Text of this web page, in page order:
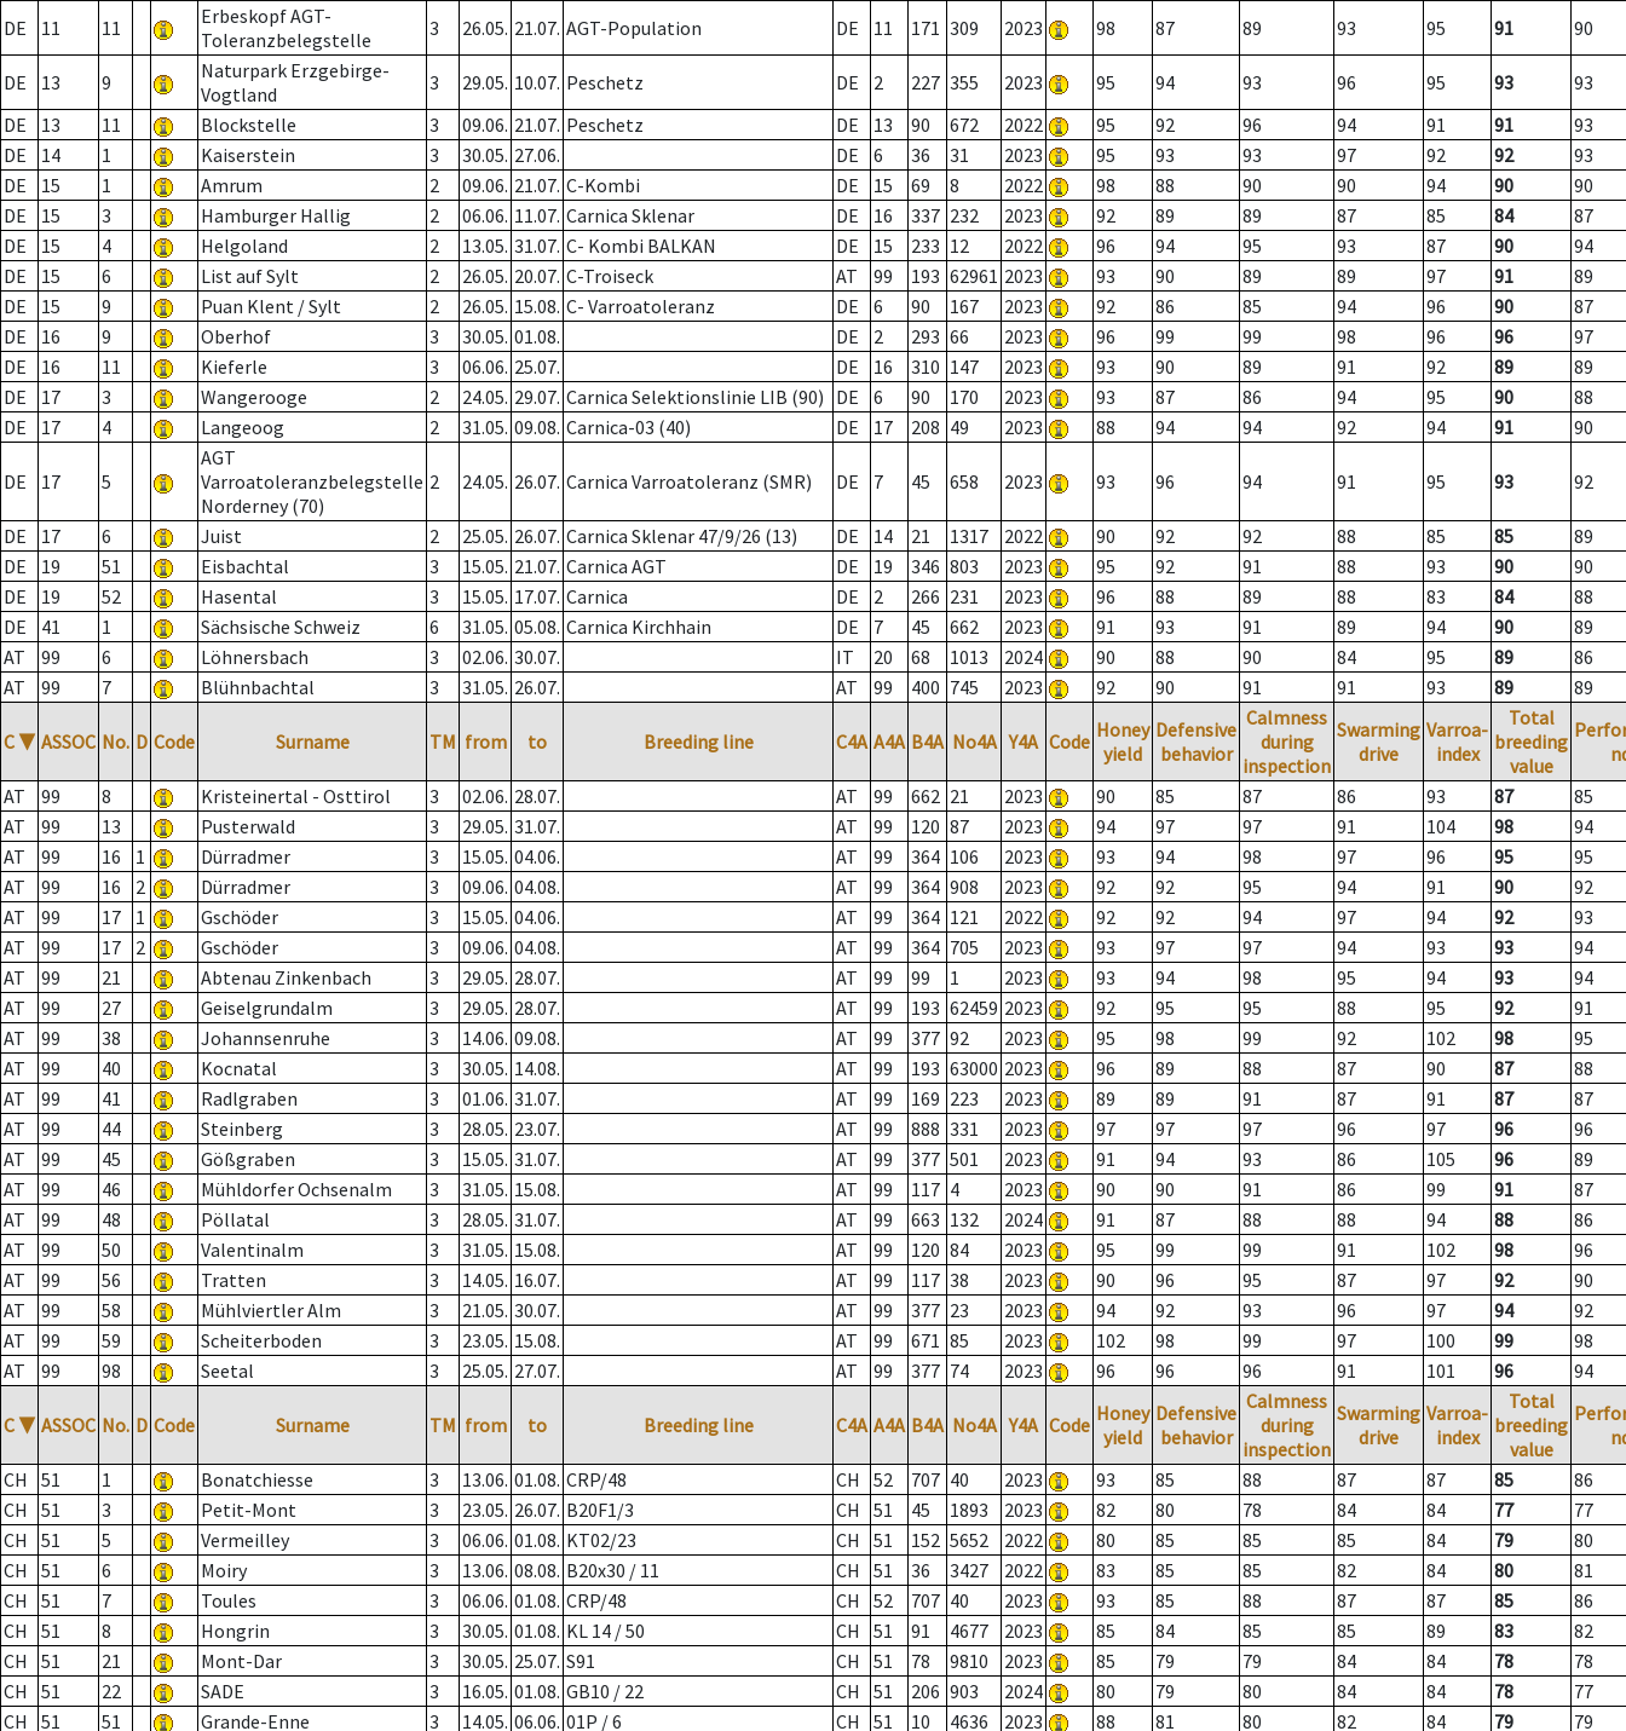
DE 11 11
Erbeskopf AGT-
Toleranzbelegstelle
3 26.05. 21.07. AGT-Population DE 11 171 309 2023 98 87 89 93 95 91 90
DE 13 9
Naturpark Erzgebirge-
Vogtland
3 29.05. 10.07. Peschetz DE 2 227 355 2023 95 94 93 96 95 93
93
DE
13 11 Blockstelle 3 09.06. 21.07. Peschetz DE 13 90 672 2022 95 92 96 94 91 91
93
DE
14 1 Kaiserstein 3 30.05. 27.06. DE 6 36 31 2023 95 93 93 97 92 92
93
DE
15 1 Amrum 2 09.06. 21.07. C-Kombi DE 15 69 8 2022 98 88 90 90 94 90
90
DE
15 3 Hamburger Hallig 2 06.06. 11.07. Carnica Sklenar DE 16 337 232 2023 92 89 89 87 85 84
87
DE
15 4 Helgoland 2 13.05. 31.07. C- Kombi BALKAN DE 15 233 12 2022 96 94 95 93 87 90
94
DE
15 6 List auf Sylt 2 26.05. 20.07. C-Troiseck AT 99 193 62961 2023 93 90 89 89 97 91
89
DE
15 9 Puan Klent / Sylt 2 26.05. 15.08. C- Varroatoleranz DE 6 90 167 2023 92 86 85 94 96 90
87
DE
16 9 Oberhof 3 30.05. 01.08. DE 2 293 66 2023 96 99 99 98 96 96
97
DE
16 11 Kieferle 3 06.06. 25.07. DE 16 310 147 2023 93 90 89 91 92 89
89
DE
17 3 Wangerooge 2 24.05. 29.07. Carnica Selektionslinie LIB (90) DE 6 90 170 2023 93 87 86 94 95 90
88
DE
17 4 Langeoog 2 31.05. 09.08. Carnica-03 (40) DE 17 208 49 2023 88 94 94 92 94 91 90
DE 17 5
AGT
Varroatoleranzbelegstelle
Norderney (70)
2 24.05. 26.07. Carnica Varroatoleranz (SMR) DE 7 45 658 2023 93 96 94 91 95 93 92
DE 17 6 Juist 2 25.05. 26.07. Carnica Sklenar 47/9/26 (13) DE 14 21 1317 2022 90 92 92 88 85 85
89
DE
19 51 Eisbachtal 3 15.05. 21.07. Carnica AGT DE 19 346 803 2023 95 92 91 88 93 90
90
DE
19 52 Hasental 3 15.05. 17.07. Carnica DE 2 266 231 2023 96 88 89 88 83 84
88
DE
41 1 Sächsische Schweiz 6 31.05. 05.08. Carnica Kirchhain DE 7 45 662 2023 91 93 91 89 94 90
89
AT
99 6 Löhnersbach 3 02.06. 30.07. IT 20 68 1013 2024 90 88 90 84 95 89
86
AT
99 7 Blühnbachtal 3 31.05. 26.07. AT 99 400 745 2023 92 90 91 91 93 89 89
C ▼ ASSOC No. D Code Surname TM from to Breeding line C4A A4A B4A No4A Y4A Code Honey
yield
Defensive
behavior
Calmness
during
inspection
Swarming
drive
Varroa-
index
Total
breeding
value
AT
99 8 Kristeinertal - Osttirol 3 02.06. 28.07. AT 99 662 21 2023 90 85 87 86 93 87
85
AT
99 13 Pusterwald 3 29.05. 31.07. AT 99 120 87 2023 94 97 97 91 104 98
94
AT
99 16 1 Dürradmer 3 15.05. 04.06. AT 99 364 106 2023 93 94 98 97 96 95
95
AT
99 16 2 Dürradmer 3 09.06. 04.08. AT 99 364 908 2023 92 92 95 94 91 90
92
AT
99 17 1 Gschöder 3 15.05. 04.06. AT 99 364 121 2022 92 92 94 97 94 92
93
AT
99 17 2 Gschöder 3 09.06. 04.08. AT 99 364 705 2023 93 97 97 94 93 93
94
AT
99 21 Abtenau Zinkenbach 3 29.05. 28.07. AT 99 99 1 2023 93 94 98 95 94 93
94
AT
99 27 Geiselgrundalm 3 29.05. 28.07. AT 99 193 62459 2023 92 95 95 88 95 92
91
AT
99 38 Johannsenruhe 3 14.06. 09.08. AT 99 377 92 2023 95 98 99 92 102 98
95
AT
99 40 Kocnatal 3 30.05. 14.08. AT 99 193 63000 2023 96 89 88 87 90 87
88
AT
99 41 Radlgraben 3 01.06. 31.07. AT 99 169 223 2023 89 89 91 87 91 87
87
AT
99 44 Steinberg 3 28.05. 23.07. AT 99 888 331 2023 97 97 97 96 97 96
96
AT
99 45 Gößgraben 3 15.05. 31.07. AT 99 377 501 2023 91 94 93 86 105 96
89
AT
99 46 Mühldorfer Ochsenalm 3 31.05. 15.08. AT 99 117 4 2023 90 90 91 86 99 91
87
AT
99 48 Pöllatal 3 28.05. 31.07. AT 99 663 132 2024 91 87 88 88 94 88
86
AT
99 50 Valentinalm 3 31.05. 15.08. AT 99 120 84 2023 95 99 99 91 102 98
96
AT
99 56 Tratten 3 14.05. 16.07. AT 99 117 38 2023 90 96 95 87 97 92
90
AT
99 58 Mühlviertler Alm 3 21.05. 30.07. AT 99 377 23 2023 94 92 93 96 97 94
92
AT
99 59 Scheiterboden 3 23.05. 15.08. AT 99 671 85 2023 102 98 99 97 100 99
98
AT
99 98 Seetal 3 25.05. 27.07. AT 99 377 74 2023 96 96 96 91 101 96 94
C ▼ ASSOC No. D Code Surname TM from to Breeding line C4A A4A B4A No4A Y4A Code Honey
yield
Defensive
behavior
Calmness
during
inspection
Swarming
drive
Varroa-
index
Total
breeding
value
CH
51 1 Bonatchiesse 3 13.06. 01.08. CRP/48 CH 52 707 40 2023 93 85 88 87 87 85
86
CH
51 3 Petit-Mont 3 23.05. 26.07. B20F1/3 CH 51 45 1893 2023 82 80 78 84 84 77
77
CH
51 5 Vermeilley 3 06.06. 01.08. KT02/23 CH 51 152 5652 2022 80 85 85 85 84 79
80
CH
51 6 Moiry 3 13.06. 08.08. B20x30 / 11 CH 51 36 3427 2022 83 85 85 82 84 80
81
CH
51 7 Toules 3 06.06. 01.08. CRP/48 CH 52 707 40 2023 93 85 88 87 87 85
86
CH
51 8 Hongrin 3 30.05. 01.08. KL 14 / 50 CH 51 91 4677 2023 85 84 85 85 89 83
82
CH
51 21 Mont-Dar 3 30.05. 25.07. S91 CH 51 78 9810 2023 85 79 79 84 84 78
78
CH
51 22 SADE 3 16.05. 01.08. GB10 / 22 CH 51 206 903 2024 80 79 80 84 84 78
77
CH
51 51 Grande-Enne 3 14.05. 06.06. 01P / 6 CH 51 10 4636 2023 88 81 80 82 84 79 79